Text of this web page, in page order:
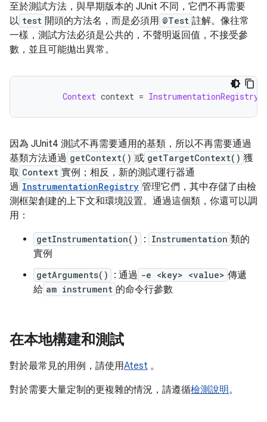
至於測試方法，與早期版本的 JUnit 不同，它們不再需要
以 test 開頭的方法名，而是必須用 @Test 註解。像往常
一樣，測試方法必須是公共的，不聲明返回值，不接受參
數，並且可能拋出異常。
Context context = InstrumentationRegistry
因為 JUnit4 測試不再需要通用的基類，所以不再需要通過
基類方法通過 getContext() 或 getTargetContext() 獲
取 Context 實例；相反，新的測試運行器通
過 InstrumentationRegistry 管理它們，其中存儲了由檢
測框架創建的上下文和環境設置。通過這個類，你還可以調
用：
getInstrumentation() : Instrumentation 類的
實例
getArguments() : 通過 -e <key> <value> 傳遞
給 am instrument 的命令行參數
在本地構建和測試
對於最常見的用例，請使用Atest 。
對於需要大量定制的更複雜的情況，請遵循檢測說明。